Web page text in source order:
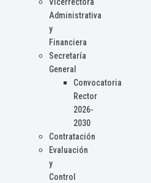
Vicerrectora
Administrativa
y
Financiera
Secretaría
General
Convocatoria
Rector
2026-
2030
Contratación
Evaluación
y
Control